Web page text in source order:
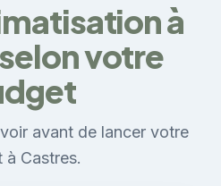
à
votre
avant de lancer votre
à Castres.